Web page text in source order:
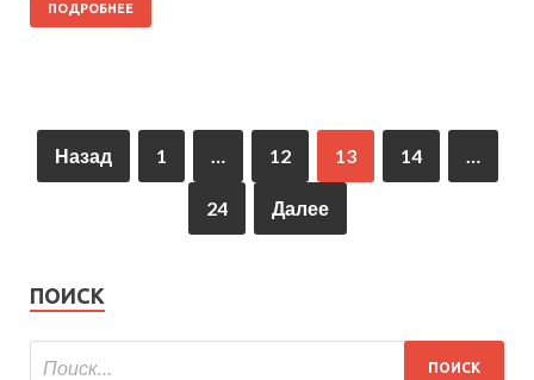
ПОДРОБНЕЕ
Назад 1 … 12 13 14 …
24 Далее
ПОИСК